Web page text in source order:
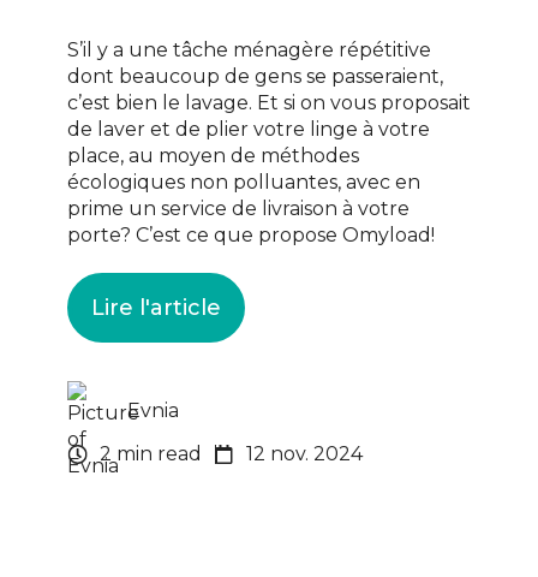
S’il y a une tâche ménagère répétitive
dont beaucoup de gens se passeraient,
c’est bien le lavage. Et si on vous proposait
de laver et de plier votre linge à votre
place, au moyen de méthodes
écologiques non polluantes, avec en
prime un service de livraison à votre
porte? C’est ce que propose Omyload!
Lire l'article
Evnia
2 min read
12 nov. 2024